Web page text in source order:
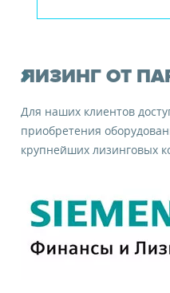
ЛИЗИНГ ОТ
Для наших клиентов
приобретения
крупнейших лизинговых